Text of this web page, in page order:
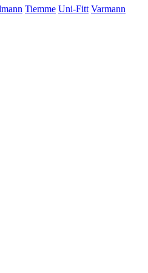
Tiemme Uni-Fitt Varmann